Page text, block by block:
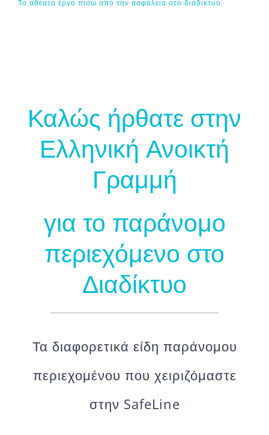
Το αθέατο έργο πίσω από την ασφάλεια στο διαδίκτυο
Καλώς ήρθατε στην
Ελληνική Ανοικτή
Γραμμή
για το παράνομο
περιεχόμενο στο
Διαδίκτυο
Τα διαφορετικά είδη παράνομου
περιεχομένου που χειριζόμαστε
στην SafeLine